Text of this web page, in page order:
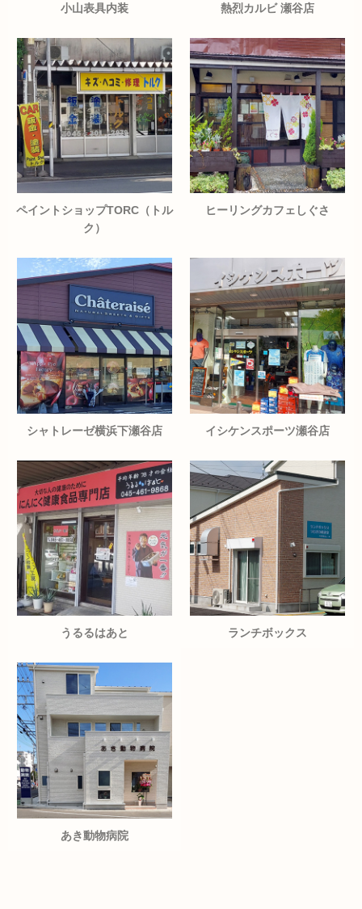
小山表具内装 熱烈カルビ 瀬谷店
ペイントショップTORC（トル
ク）
ヒーリングカフェしぐさ
シャトレーゼ横浜下瀬谷店 イシケンスポーツ瀬谷店
うるるはあと ランチボックス
あき動物病院